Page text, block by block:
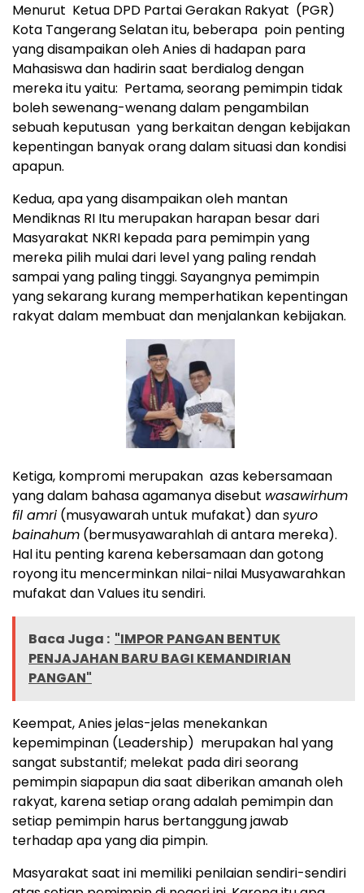
Menurut Ketua DPD Partai Gerakan Rakyat (PGR)
Kota Tangerang Selatan itu, beberapa poin penting
yang disampaikan oleh Anies di hadapan para
Mahasiswa dan hadirin saat berdialog dengan
mereka itu yaitu: Pertama, seorang pemimpin tidak
boleh sewenang-wenang dalam pengambilan
sebuah keputusan yang berkaitan dengan kebijakan
kepentingan banyak orang dalam situasi dan kondisi
apapun.
Kedua, apa yang disampaikan oleh mantan
Mendiknas RI Itu merupakan harapan besar dari
Masyarakat NKRI kepada para pemimpin yang
mereka pilih mulai dari level yang paling rendah
sampai yang paling tinggi. Sayangnya pemimpin
yang sekarang kurang memperhatikan kepentingan
rakyat dalam membuat dan menjalankan kebijakan.
Ketiga, kompromi merupakan azas kebersamaan
yang dalam bahasa agamanya disebut wasawirhum
fil amri (musyawarah untuk mufakat) dansyuro
bainahum (bermusyawarahlah di antara mereka).
Hal itu penting karena kebersamaan dan gotong
royong itu mencerminkan nilai-nilai Musyawarahkan
mufakat dan Values itu sendiri.
Baca Juga : "IMPOR PANGAN BENTUK
PENJAJAHAN BARU BAGI KEMANDIRIAN
PANGAN"
Keempat, Anies jelas-jelas menekankan
kepemimpinan (Leadership) merupakan hal yang
sangat substantif; melekat pada diri seorang
pemimpin siapapun dia saat diberikan amanah oleh
rakyat, karena setiap orang adalah pemimpin dan
setiap pemimpin harus bertanggung jawab
terhadap apa yang dia pimpin.
Masyarakat saat ini memiliki penilaian sendiri-sendiri